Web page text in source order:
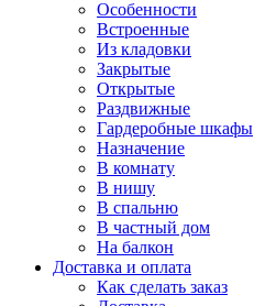
Особенности
Встроенные
Из кладовки
Закрытые
Открытые
Раздвижные
Гардеробные шкафы
Назначение
В комнату
В нишу
В спальню
В частный дом
На балкон
Доставка и оплата
Как сделать заказ